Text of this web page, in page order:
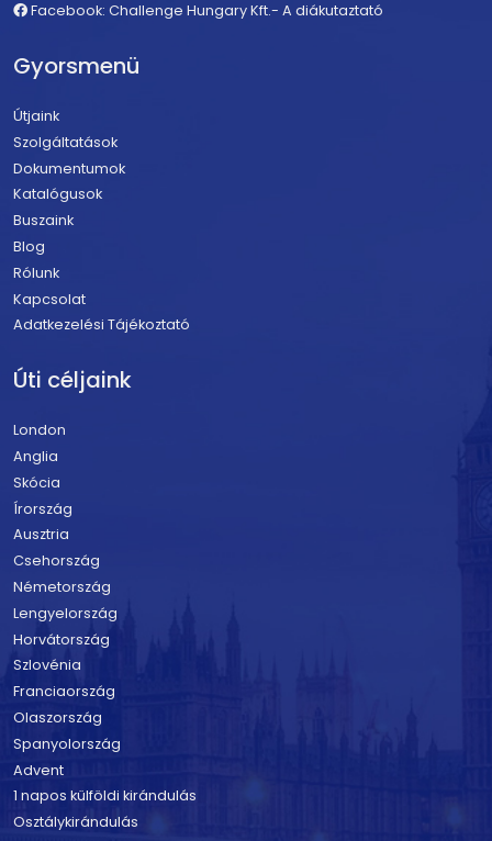
Facebook: Challenge Hungary Kft.- A diákutaztató
Gyorsmenü
Útjaink
Szolgáltatások
Dokumentumok
Katalógusok
Buszaink
Blog
Rólunk
Kapcsolat
Adatkezelési Tájékoztató
Úti céljaink
London
Anglia
Skócia
Írország
Ausztria
Csehország
Németország
Lengyelország
Horvátország
Szlovénia
Franciaország
Olaszország
Spanyolország
Advent
1 napos külföldi kirándulás
Osztálykirándulás